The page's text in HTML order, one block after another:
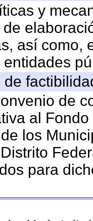
y
así como,
de
de
al
los
para